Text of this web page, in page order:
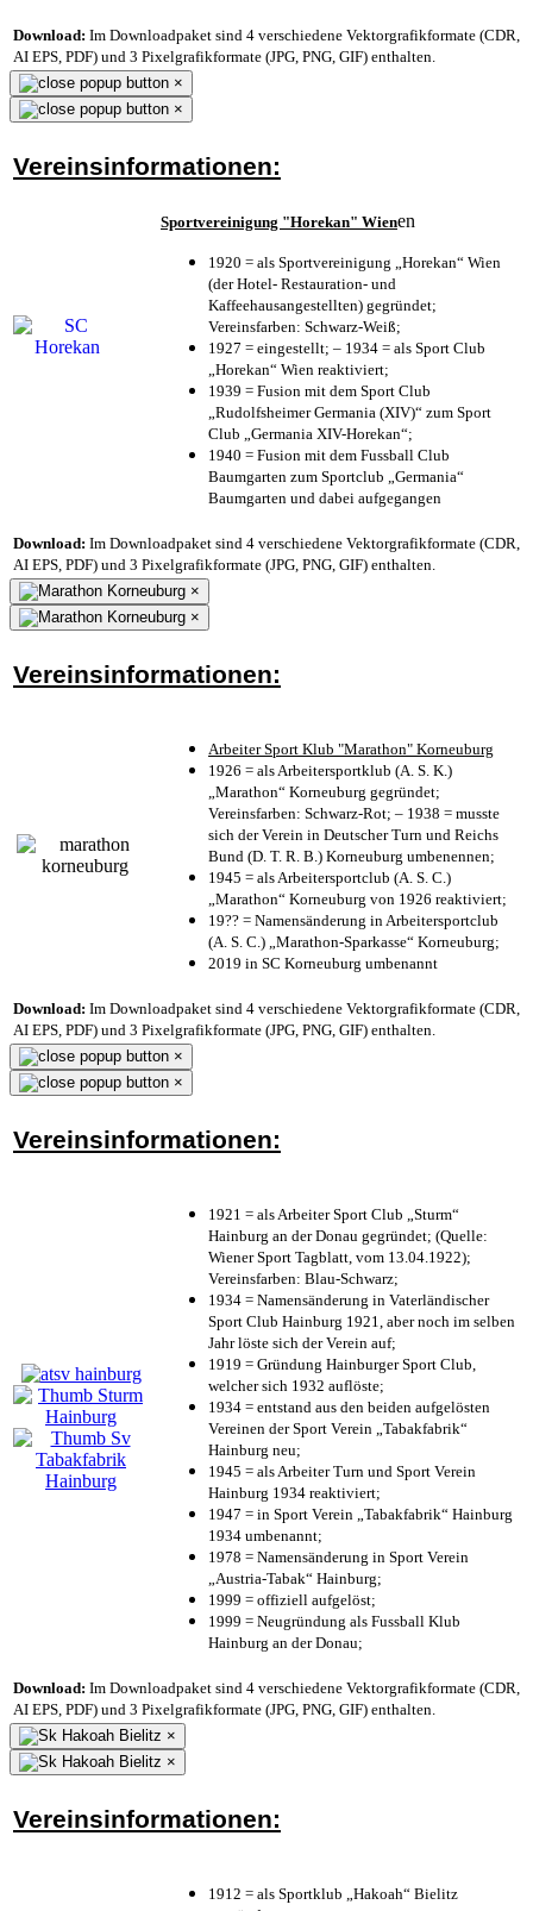
Download: Im Downloadpaket sind 4 verschiedene Vektorgrafikformate (CDR,
AI EPS, PDF) und 3 Pixelgrafikformate (JPG, PNG, GIF) enthalten.
×
×
Vereinsinformationen:
Sportvereinigung "Horekan" Wienen
1920 = als Sportvereinigung „Horekan“ Wien
(der Hotel- Restauration- und
Kaffeehausangestellten) gegründet;
Vereinsfarben: Schwarz-Weiß;
1927 = eingestellt; – 1934 = als Sport Club
„Horekan“ Wien reaktiviert;
1939 = Fusion mit dem Sport Club
„Rudolfsheimer Germania (XIV)“ zum Sport
Club „Germania XIV-Horekan“;
1940 = Fusion mit dem Fussball Club
Baumgarten zum Sportclub „Germania“
Baumgarten und dabei aufgegangen
Download: Im Downloadpaket sind 4 verschiedene Vektorgrafikformate (CDR,
AI EPS, PDF) und 3 Pixelgrafikformate (JPG, PNG, GIF) enthalten.
×
×
Vereinsinformationen:
Arbeiter Sport Klub "Marathon" Korneuburg
1926 = als Arbeitersportklub (A. S. K.)
„Marathon“ Korneuburg gegründet;
Vereinsfarben: Schwarz-Rot; – 1938 = musste
sich der Verein in Deutscher Turn und Reichs
Bund (D. T. R. B.) Korneuburg umbenennen;
1945 = als Arbeitersportclub (A. S. C.)
„Marathon“ Korneuburg von 1926 reaktiviert;
19?? = Namensänderung in Arbeitersportclub
(A. S. C.) „Marathon-Sparkasse“ Korneuburg;
2019 in SC Korneuburg umbenannt
Download: Im Downloadpaket sind 4 verschiedene Vektorgrafikformate (CDR,
AI EPS, PDF) und 3 Pixelgrafikformate (JPG, PNG, GIF) enthalten.
×
×
Vereinsinformationen:
1921 = als Arbeiter Sport Club „Sturm“
Hainburg an der Donau gegründet; (Quelle:
Wiener Sport Tagblatt, vom 13.04.1922);
Vereinsfarben: Blau-Schwarz;
1934 = Namensänderung in Vaterländischer
Sport Club Hainburg 1921, aber noch im selben
Jahr löste sich der Verein auf;
1919 = Gründung Hainburger Sport Club,
welcher sich 1932 auflöste;
1934 = entstand aus den beiden aufgelösten
Vereinen der Sport Verein „Tabakfabrik“
Hainburg neu;
1945 = als Arbeiter Turn und Sport Verein
Hainburg 1934 reaktiviert;
1947 = in Sport Verein „Tabakfabrik“ Hainburg
1934 umbenannt;
1978 = Namensänderung in Sport Verein
„Austria-Tabak“ Hainburg;
1999 = offiziell aufgelöst;
1999 = Neugründung als Fussball Klub
Hainburg an der Donau;
Download: Im Downloadpaket sind 4 verschiedene Vektorgrafikformate (CDR,
AI EPS, PDF) und 3 Pixelgrafikformate (JPG, PNG, GIF) enthalten.
×
×
Vereinsinformationen:
1912 = als Sportklub „Hakoah“ Bielitz